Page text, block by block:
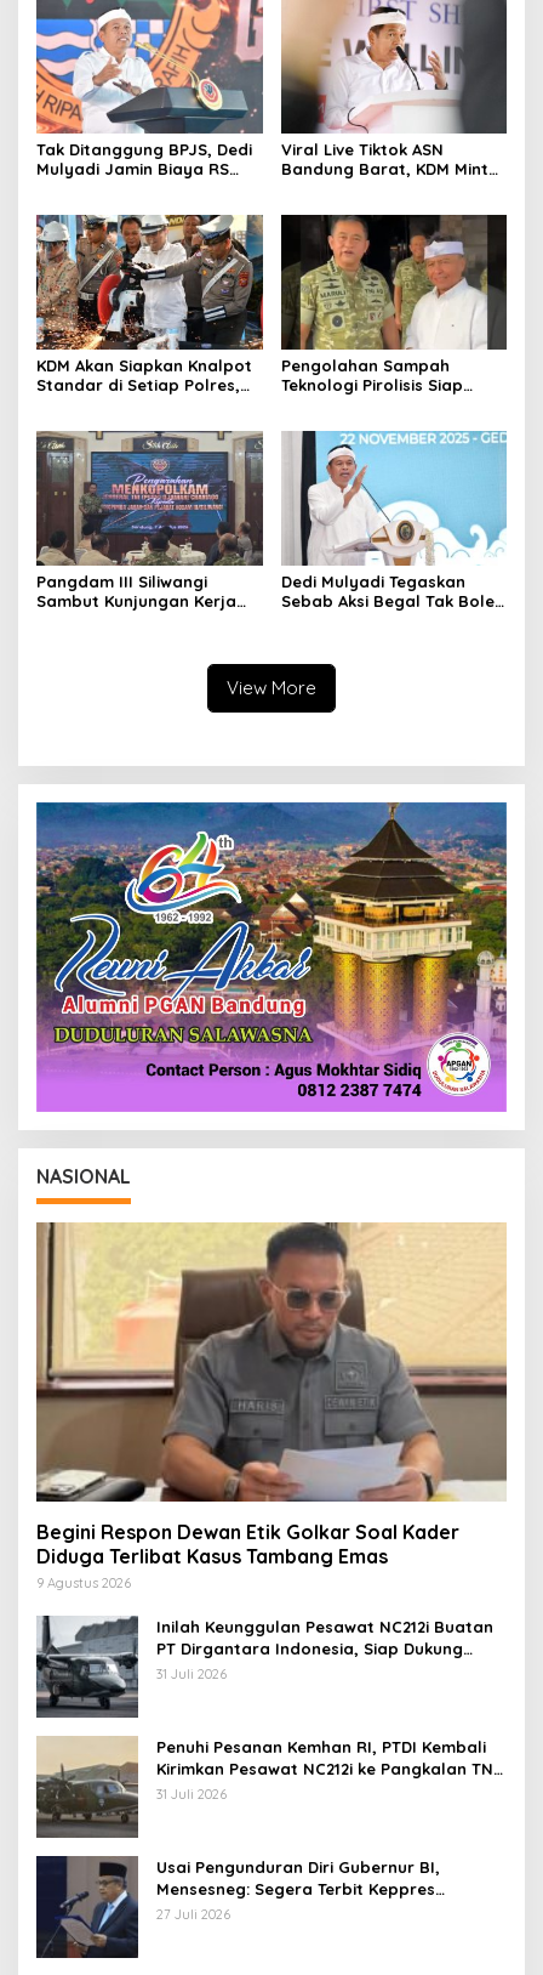
Tak Ditanggung BPJS, Dedi
Mulyadi Jamin Biaya RS
Viral Live Tiktok ASN
Bandung Barat, KDM Minta
KDM Akan Siapkan Knalpot
Standar di Setiap Polres,
Pengolahan Sampah
Teknologi Pirolisis Siap
Barat
Pangdam III Siliwangi
Sambut Kunjungan Kerja
Dedi Mulyadi Tegaskan
Sebab Aksi Begal Tak Boleh
View More
NASIONAL
Begini Respon Dewan Etik Golkar Soal Kader
Diduga Terlibat Kasus Tambang Emas
9 Agustus 2026
Inilah Keunggulan Pesawat NC212i Buatan
PT Dirgantara Indonesia, Siap Dukung
Berbagai Operasi TNI
31 Juli 2026
Penuhi Pesanan Kemhan RI, PTDI Kembali
Kirimkan Pesawat NC212i ke Pangkalan TNI
AU
31 Juli 2026
Usai Pengunduran Diri Gubernur BI,
Mensesneg: Segera Terbit Keppres
Pemberhentian dengan Hormat
27 Juli 2026